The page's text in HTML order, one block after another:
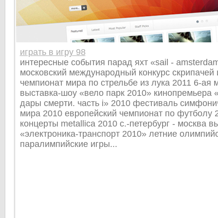
играть в игру 98
интересные события парад яхт «sail -
московский международный конкурс скрипачей
чемпионат мира по стрельбе из лука 2011 6-ая
выставка-шоу «вело парк 2010» кинопремьера
дары смерти. часть i» 2010 фестиваль
мира 2010 европейский чемпионат по футболу
концерты metallica 2010 с.-петербург - москва
«электроника-транспорт 2010» летние
паралимпийские игры...